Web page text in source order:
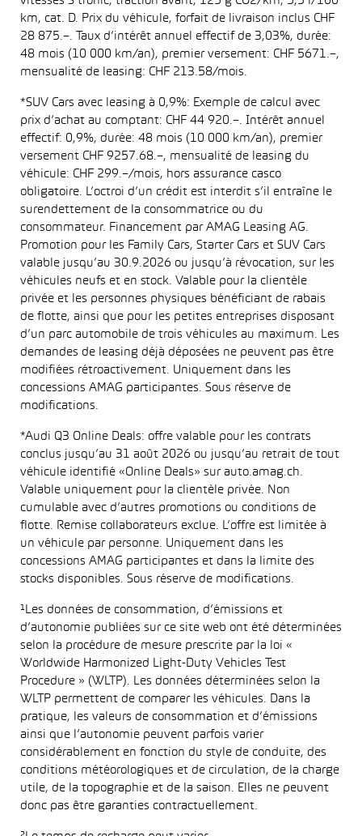
km, cat. D. Prix du véhicule, forfait de livraison inclus CHF
28 875.–. Taux d’intérêt annuel effectif de 3,03%, durée:
48 mois (10 000 km/an), premier versement: CHF 5671.–,
mensualité de leasing: CHF 213.58/mois.
*SUV Cars avec leasing à 0,9%: Exemple de calcul avec
prix d’achat au comptant: CHF 44 920.–. Intérêt annuel
effectif: 0,9%, durée: 48 mois (10 000 km/an), premier
versement CHF 9257.68.–, mensualité de leasing du
véhicule: CHF 299.–/mois, hors assurance casco
obligatoire. L’octroi d’un crédit est interdit s’il entraîne le
surendettement de la consommatrice ou du
consommateur. Financement par AMAG Leasing AG.
Promotion pour les Family Cars, Starter Cars et SUV Cars
valable jusqu’au 30.9.2026 ou jusqu’à révocation, sur les
véhicules neufs et en stock. Valable pour la clientèle
privée et les personnes physiques bénéficiant de rabais
de flotte, ainsi que pour les petites entreprises disposant
d’un parc automobile de trois véhicules au maximum. Les
demandes de leasing déjà déposées ne peuvent pas être
modifiées rétroactivement. Uniquement dans les
concessions AMAG participantes. Sous réserve de
modifications.
*Audi Q3 Online Deals: offre valable pour les contrats
conclus jusqu’au 31 août 2026 ou jusqu’au retrait de tout
véhicule identifié «Online Deals» sur auto.amag.ch.
Valable uniquement pour la clientèle privée. Non
cumulable avec d’autres promotions ou conditions de
flotte. Remise collaborateurs exclue. L’offre est limitée à
un véhicule par personne. Uniquement dans les
concessions AMAG participantes et dans la limite des
stocks disponibles. Sous réserve de modifications.
¹Les données de consommation, d’émissions et
d’autonomie publiées sur ce site web ont été déterminées
selon la procédure de mesure prescrite par la loi «
Worldwide Harmonized Light-Duty Vehicles Test
Procedure » (WLTP). Les données déterminées selon la
WLTP permettent de comparer les véhicules. Dans la
pratique, les valeurs de consommation et d’émissions
ainsi que l’autonomie peuvent parfois varier
considérablement en fonction du style de conduite, des
conditions météorologiques et de circulation, de la charge
utile, de la topographie et de la saison. Elles ne peuvent
donc pas être garanties contractuellement.